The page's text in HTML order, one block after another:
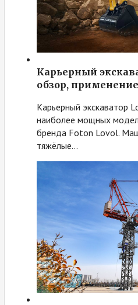
Карьерный
обзор,
Карьерный экскаватор
наиболее мощных
бренда Foton Lovol.
тяжёлые…